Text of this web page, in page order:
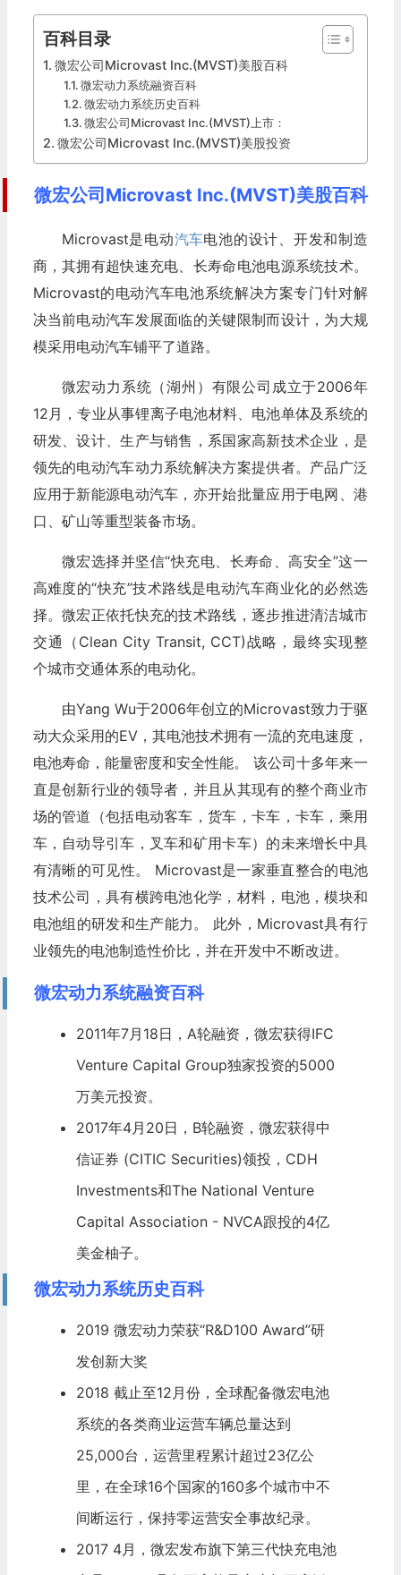
百科目录
微宏公司Microvast Inc.(MVST)美股百科
微宏动力系统融资百科
微宏动力系统历史百科
微宏公司Microvast Inc.(MVST)上市：
微宏公司Microvast Inc.(MVST)美股投资
微宏公司Microvast Inc.(MVST)美股百科
Microvast是电动汽车电池的设计、开发和制造
商，其拥有超快速充电、长寿命电池电源系统技术。
Microvast的电动汽车电池系统解决方案专门针对解
决当前电动汽车发展面临的关键限制而设计，为大规
模采用电动汽车铺平了道路。
微宏动力系统（湖州）有限公司成立于2006年
12月，专业从事锂离子电池材料、电池单体及系统的
研发、设计、生产与销售，系国家高新技术企业，是
领先的电动汽车动力系统解决方案提供者。产品广泛
应用于新能源电动汽车，亦开始批量应用于电网、港
口、矿山等重型装备市场。
微宏选择并坚信“快充电、长寿命、高安全”这一
高难度的“快充”技术路线是电动汽车商业化的必然选
择。微宏正依托快充的技术路线，逐步推进清洁城市
交通（Clean City Transit, CCT)战略，最终实现整
个城市交通体系的电动化。
由Yang Wu于2006年创立的Microvast致力于驱
动大众采用的EV，其电池技术拥有一流的充电速度，
电池寿命，能量密度和安全性能。 该公司十多年来一
直是创新行业的领导者，并且从其现有的整个商业市
场的管道（包括电动客车，货车，卡车，卡车，乘用
车，自动导引车，叉车和矿用卡车）的未来增长中具
有清晰的可见性。 Microvast是一家垂直整合的电池
技术公司，具有横跨电池化学，材料，电池，模块和
电池组的研发和生产能力。 此外，Microvast具有行
业领先的电池制造性价比，并在开发中不断改进。
微宏动力系统融资百科
2011年7月18日，A轮融资，微宏获得IFC
Venture Capital Group独家投资的5000
万美元投资。
2017年4月20日，B轮融资，微宏获得中
信证券 (CITIC Securities)领投，CDH
Investments和The National Venture
Capital Association - NVCA跟投的4亿
美金柚子。
微宏动力系统历史百科
2019 微宏动力荣获“R&D100 Award”研
发创新大奖
2018 截止至12月份，全球配备微宏电池
系统的各类商业运营车辆总量达到
25,000台，运营里程累计超过23亿公
里，在全球16个国家的160多个城市中不
间断运行，保持零运营安全事故纪录。
2017 4月，微宏发布旗下第三代快充电池